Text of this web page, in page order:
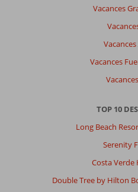
Vacances
Vacances
TOP 10
Long Beach
Serenity
Costa Verde
Double Tree by Hilton